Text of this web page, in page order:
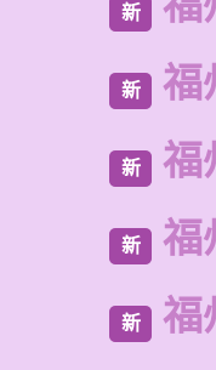
新
新 福
新 福
新 福
新 福